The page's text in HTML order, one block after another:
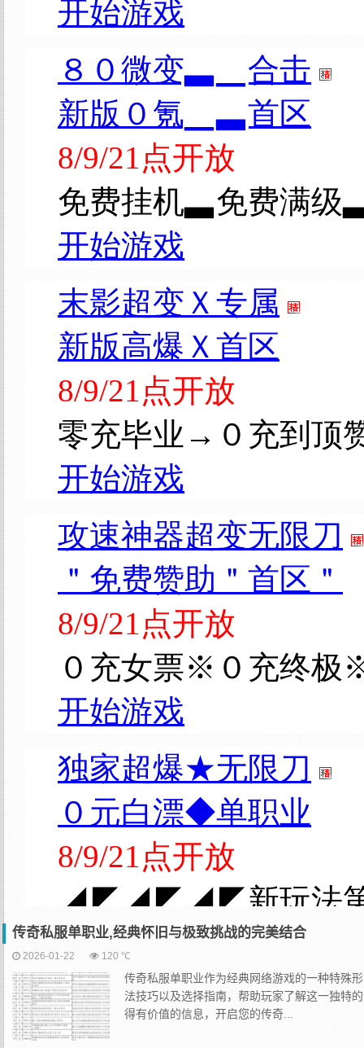
传奇私服单职业,经典怀旧与极致挑战的完美结合
2026-01-22 120 ℃
传奇私服单职业作为经典网络游戏的一种特殊
法技巧以及选择指南，帮助玩家了解这一独特
得有价值的信息，开启您的传奇...